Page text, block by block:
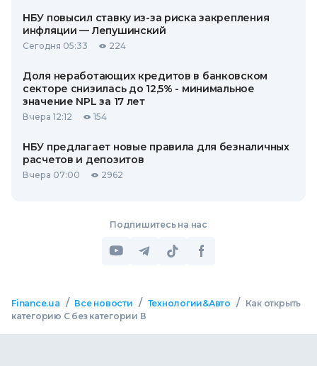
НБУ повысил ставку из-за риска закрепления
инфляции — Лепушинский
Сегодня 05:33 224
Доля неработающих кредитов в банковском
секторе снизилась до 12,5% - минимальное
значение NPL за 17 лет
Вчера 12:12 154
НБУ предлагает новые правила для безналичных
расчетов и депозитов
Вчера 07:00 2962
Подпишитесь на нас
Finance.ua / Все новости / Технологии&Авто /
Как открыть
категорию С без категории В